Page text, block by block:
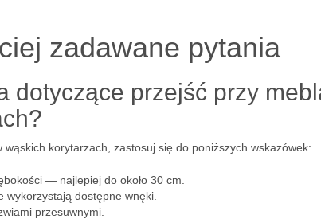
zadawane pytania
dotyczące przejść przy
korytarzach, zastosuj się do poniższych wskazówek:
— najlepiej do około 30 cm.
wykorzystają dostępne wnęki.
przesuwnymi.